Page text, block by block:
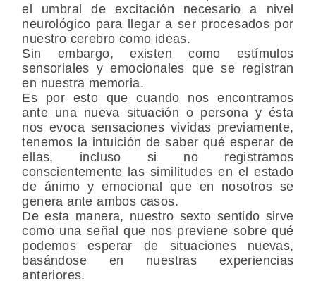
el umbral de excitación necesario a nivel
neurológico para llegar a ser procesados por
nuestro cerebro como ideas.
Sin embargo, existen como estímulos
sensoriales y emocionales que se registran
en nuestra memoria.
Es por esto que cuando nos encontramos
ante una nueva situación o persona y ésta
nos evoca sensaciones vividas previamente,
tenemos la intuición de saber qué esperar de
ellas, incluso si no registramos
conscientemente las similitudes en el estado
de ánimo y emocional que en nosotros se
genera ante ambos casos.
De esta manera, nuestro sexto sentido sirve
como una señal que nos previene sobre qué
podemos esperar de situaciones nuevas,
basándose en nuestras experiencias
anteriores.